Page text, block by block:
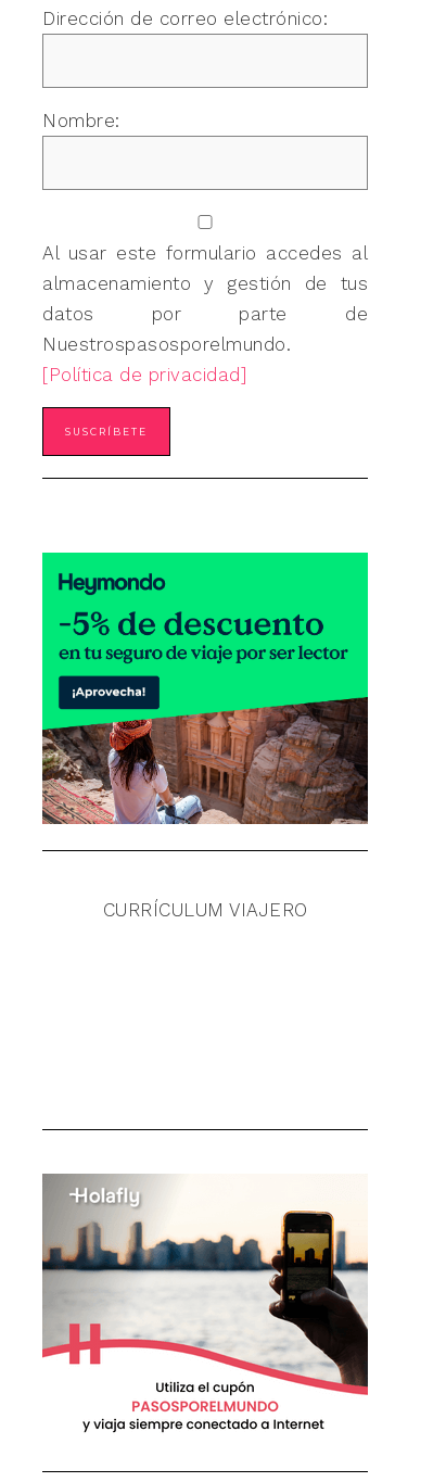
Dirección de correo electrónico:
Nombre:
Al usar este formulario accedes al
almacenamiento y gestión de tus
datos por parte de
Nuestrospasosporelmundo.
[Política de privacidad]
CURRÍCULUM VIAJERO